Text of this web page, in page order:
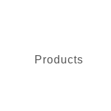
Products